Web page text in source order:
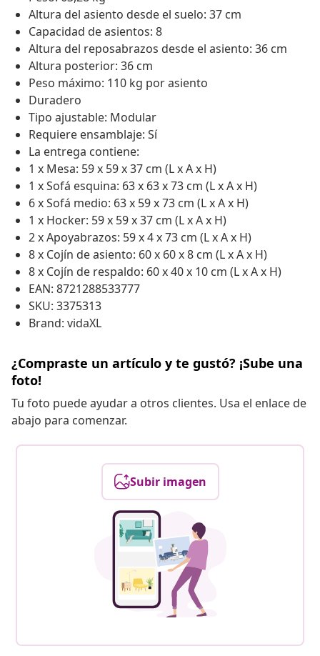
Altura del asiento desde el suelo: 37 cm
Capacidad de asientos: 8
Altura del reposabrazos desde el asiento: 36 cm
Altura posterior: 36 cm
Peso máximo: 110 kg por asiento
Duradero
Tipo ajustable: Modular
Requiere ensamblaje: Sí
La entrega contiene:
1 x Mesa: 59 x 59 x 37 cm (L x A x H)
1 x Sofá esquina: 63 x 63 x 73 cm (L x A x H)
6 x Sofá medio: 63 x 59 x 73 cm (L x A x H)
1 x Hocker: 59 x 59 x 37 cm (L x A x H)
2 x Apoyabrazos: 59 x 4 x 73 cm (L x A x H)
8 x Cojín de asiento: 60 x 60 x 8 cm (L x A x H)
8 x Cojín de respaldo: 60 x 40 x 10 cm (L x A x H)
EAN: 8721288533777
SKU: 3375313
Brand: vidaXL
¿Compraste un artículo y te gustó? ¡Sube una
foto!
Tu foto puede ayudar a otros clientes. Usa el enlace de
abajo para comenzar.
Subir imagen